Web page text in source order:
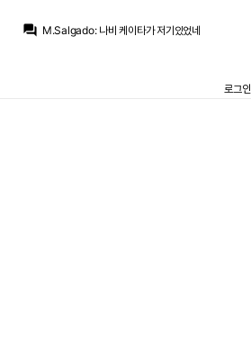
question_answer M.Salgado: 나비 케이타가 저기있었네
로그인